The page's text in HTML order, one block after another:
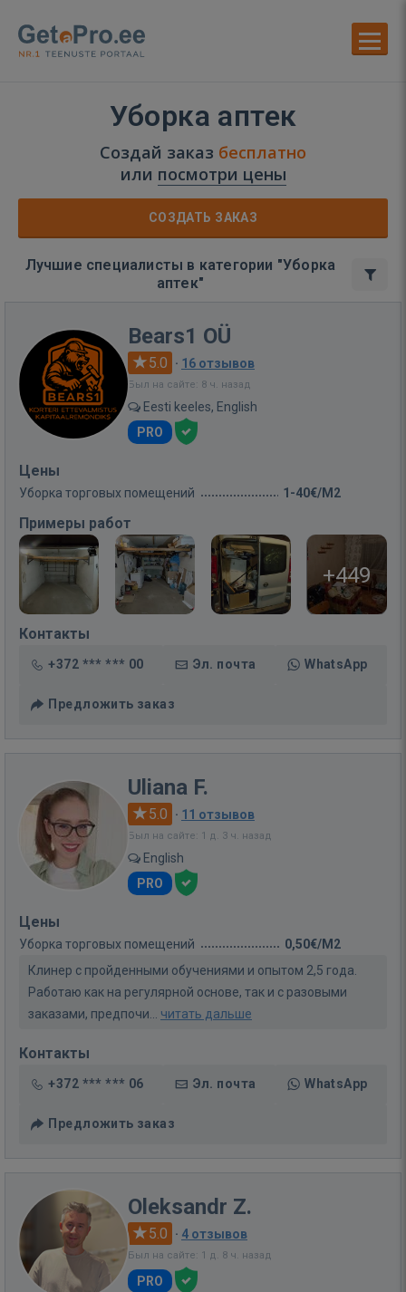
Уборка аптек
Создай заказ бесплатно
или посмотри цены
СОЗДАТЬ ЗАКАЗ
Лучшие специалисты в категории "Уборка
аптек"
Bears1 OÜ
5.0 · 16 отзывов
Был на сайте: 8 ч. назад
Eesti keeles, English
PRO
Цены
Уборка торговых помещений 1-40€/M2
Примеры работ
+449
Контакты
+372 *** *** 00 Эл. почта WhatsApp
Предложить заказ
Uliana F.
5.0 · 11 отзывов
Был на сайте: 1 д. 3 ч. назад
English
PRO
Цены
Уборка торговых помещений
0,50€/M2
Клинер с пройденными обучениями и опытом 2,5 года.
Работаю как на регулярной основе, так и с разовыми
заказами, предпочи... читать дальше
Контакты
+372 *** *** 06 Эл. почта WhatsApp
Предложить заказ
Oleksandr Z.
5.0 · 4 отзывов
Был на сайте: 1 д. 8 ч. назад
PRO